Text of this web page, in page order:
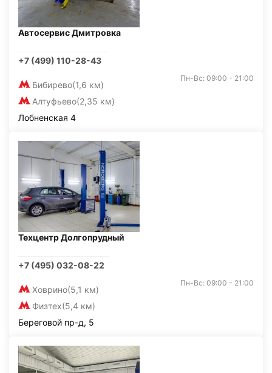
Автосервис Дмитровка
+7 (499) 110-28-43
Бибирево(1,6 км)
Алтуфьево(2,35 км)
Пн-Вс: 09:00 - 21:00
Лобненская 4
Техцентр Долгопрудный
+7 (495) 032-08-22
Ховрино(5,1 км)
Физтех(5,4 км)
Пн-Вс: 09:00 - 21:00
Береговой пр-д, 5